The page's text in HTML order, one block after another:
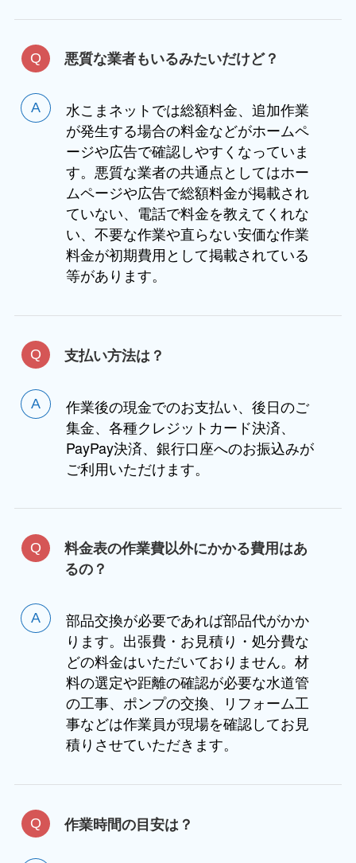
悪質な業者もいるみたいだけど？
水こまネットでは総額料金、追加作業
が発生する場合の料金などがホームペ
ージや広告で確認しやすくなっていま
す。悪質な業者の共通点としてはホー
ムページや広告で総額料金が掲載され
ていない、電話で料金を教えてくれな
い、不要な作業や直らない安価な作業
料金が初期費用として掲載されている
等があります。
支払い方法は？
作業後の現金でのお支払い、後日のご
集金、各種クレジットカード決済、
PayPay決済、銀行口座へのお振込みが
ご利用いただけます。
料金表の作業費以外にかかる費用はあ
るの？
部品交換が必要であれば部品代がかか
ります。出張費・お見積り・処分費な
どの料金はいただいておりません。材
料の選定や距離の確認が必要な水道管
の工事、ポンプの交換、リフォーム工
事などは作業員が現場を確認してお見
積りさせていただきます。
作業時間の目安は？